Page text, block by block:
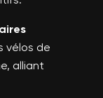
vélos de
alliant